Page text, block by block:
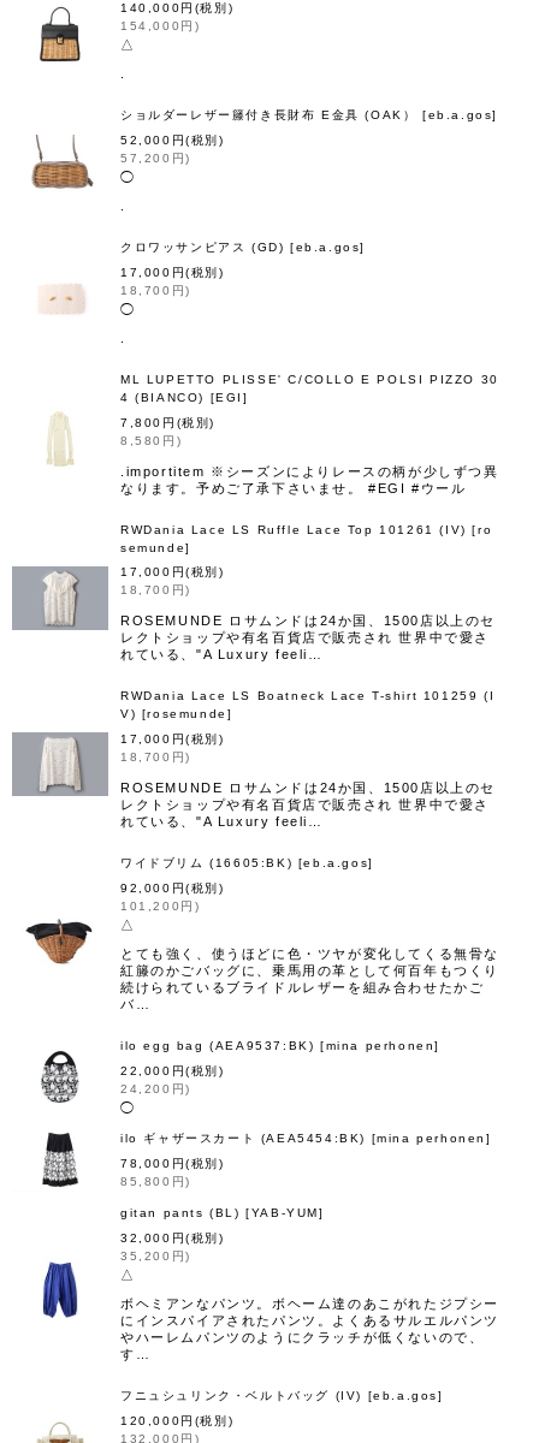
140,000円 (税別)
154,000 円 )
△
ショルダーレザー籐付き長財布 E金具 (OAK） [eb.a.gos]
52,000 円(税別)
57,200 円)
◯
クロワッサンピアス (GD) [eb.a.gos]
17,000 円(税別)
18,700 円)
◯
ML LUPETTO PLISSE' C/COLLO E POLSI PIZZO 30
4 (BIANCO)
[EGI]
7,800 円 (税別)
8,580 円 )
.importitem ※シーズンによりレースの柄が少しずつ異
なります。予めご了承下さいませ。 #EGI #ウール
RWDania Lace LS Ruffle Lace Top 101261 (IV) [ro
semunde]
17,000 円(税別)
18,700 円)
ROSEMUNDE ロサムンドは24か国、1500店以上のセ
レクトショップや有名百貨店で販売され 世界中で愛さ
れている、"A Luxury feeli…
RWDania Lace LS Boatneck Lace T-shirt 101259 (I
V) [rosemunde ]
17,000 円(税別)
18,700 円)
ROSEMUNDE ロサムンドは24か国、1500店以上のセ
レクトショップや有名百貨店で販売され 世界中で愛さ
れている、"A Luxury feeli…
ワイドブリム (16605:BK) [eb.a.gos]
92,000 円(税別)
101,200 円 )
△
とても強く、使うほどに色・ツヤが変化してくる無骨な
紅籐のかごバッグに、乗馬用の革として何百年もつくり
続けられているブライドルレザーを組み合わせたかご
バ…
ilo egg bag (AEA9537:BK) [mina perhonen]
22,000 円(税別)
24,200 円)
◯
ilo ギャザースカート (AEA5454:BK) [mina perhonen]
78,000 円(税別)
85,800 円)
gitan pants (BL) [YAB-YUM]
32,000 円(税別)
35,200 円)
△
ボヘミアンなパンツ。ボヘーム達のあこがれたジプシー
にインスパイアされたパンツ。よくあるサルエルパンツ
やハーレムパンツのようにクラッチが低くないので、
す…
フニュシュリンク・ベルトバッグ (IV) [eb.a.gos]
120,000円 (税別)
132,000 円 )